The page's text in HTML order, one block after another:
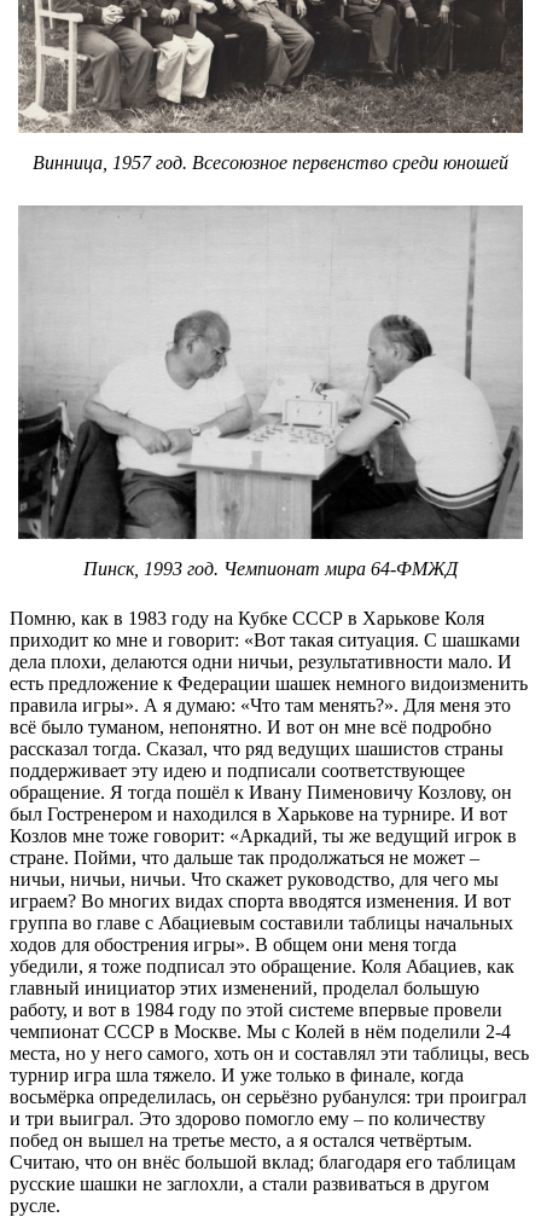
Винница, 1957 год. Всесоюзное первенство среди юношей
Пинск, 1993 год. Чемпионат мира 64-ФМЖД
Помню, как в 1983 году на Кубке СССР в Харькове Коля
приходит ко мне и говорит: «Вот такая ситуация. С шашками
дела плохи, делаются одни ничьи, результативности мало. И
есть предложение к Федерации шашек немного видоизменить
правила игры». А я думаю: «Что там менять?». Для меня это
всё было туманом, непонятно. И вот он мне всё подробно
рассказал тогда. Сказал, что ряд ведущих шашистов страны
поддерживает эту идею и подписали соответствующее
обращение. Я тогда пошёл к Ивану Пименовичу Козлову, он
был Гостренером и находился в Харькове на турнире. И вот
Козлов мне тоже говорит: «Аркадий, ты же ведущий игрок в
стране. Пойми, что дальше так продолжаться не может –
ничьи, ничьи, ничьи. Что скажет руководство, для чего мы
играем? Во многих видах спорта вводятся изменения. И вот
группа во главе с Абациевым составили таблицы начальных
ходов для обострения игры». В общем они меня тогда
убедили, я тоже подписал это обращение. Коля Абациев, как
главный инициатор этих изменений, проделал большую
работу, и вот в 1984 году по этой системе впервые провели
чемпионат СССР в Москве. Мы с Колей в нём поделили 2-4
места, но у него самого, хоть он и составлял эти таблицы, весь
турнир игра шла тяжело. И уже только в финале, когда
восьмёрка определилась, он серьёзно рубанулся: три проиграл
и три выиграл. Это здорово помогло ему – по количеству
побед он вышел на третье место, а я остался четвёртым.
Считаю, что он внёс большой вклад; благодаря его таблицам
русские шашки не заглохли, а стали развиваться в другом
русле.